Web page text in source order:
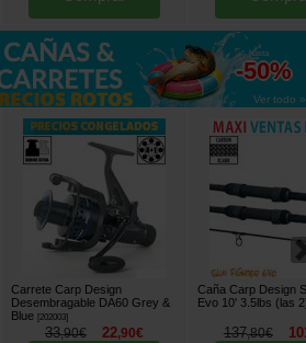
hasta
-50%
Ver todo »
Carrete Carp Design
Desembragable DA60 Grey &
Blue [202003]
33,90€ 22,90€
Caña Carp Design
Evo 10' 3.5lbs (las
137,80€